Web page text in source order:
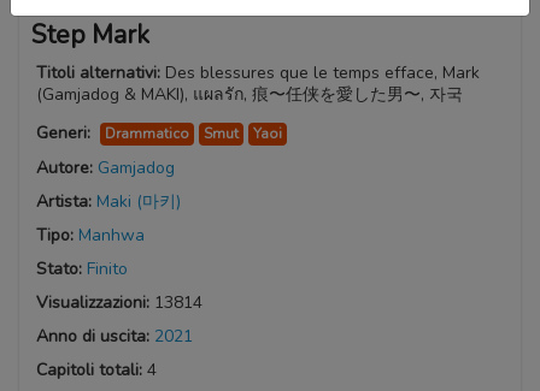
Step Mark
Titoli alternativi: Des blessures que le temps efface, Mark
(Gamjadog & MAKI), แผลรัก, 痕〜任侠を愛した男〜, 자국
Generi:
Drammatico Smut Yaoi
Autore: Gamjadog
Artista: Maki (마키)
Tipo: Manhwa
Stato: Finito
Visualizzazioni: 13814
Anno di uscita: 2021
Capitoli totali: 4